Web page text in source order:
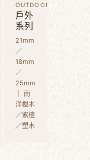
OUTDOOR
戶外
系列
21mm
／
18mm
／
25mm
｜ 南
洋櫸木
／紫檀
／塑木